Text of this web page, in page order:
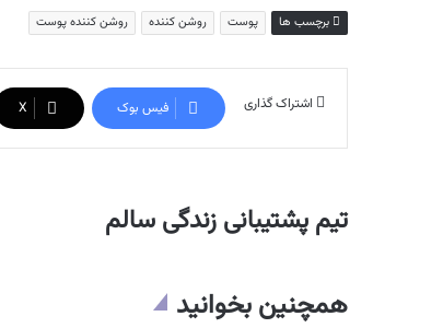
برچسب ها پوست روشن کننده روشن کننده پوست
اشتراک گذاری فیس بوک X
تیم پشتیبانی زندگی سالم
همچنین بخوانید